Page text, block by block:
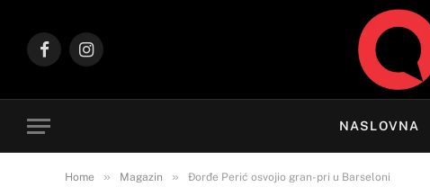
FacebookInstagram
NASLOVNA
Home » Magazin » Đorđe Perić osvojio gran-pri u Barseloni